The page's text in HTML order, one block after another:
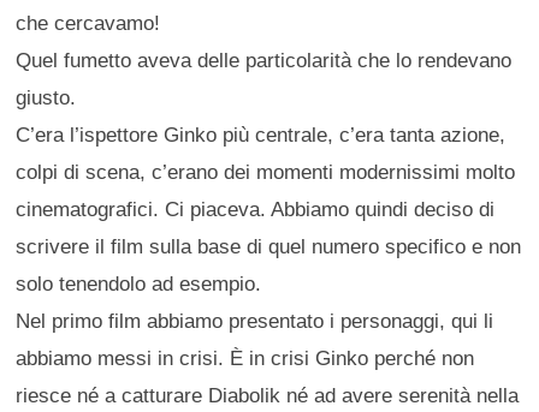
che cercavamo!
Quel fumetto aveva delle particolarità che lo rendevano
giusto.
C’era l’ispettore Ginko più centrale, c’era tanta azione,
colpi di scena, c’erano dei momenti modernissimi molto
cinematografici. Ci piaceva. Abbiamo quindi deciso di
scrivere il film sulla base di quel numero specifico e non
solo tenendolo ad esempio.
Nel primo film abbiamo presentato i personaggi, qui li
abbiamo messi in crisi. È in crisi Ginko perché non
riesce né a catturare Diabolik né ad avere serenità nella